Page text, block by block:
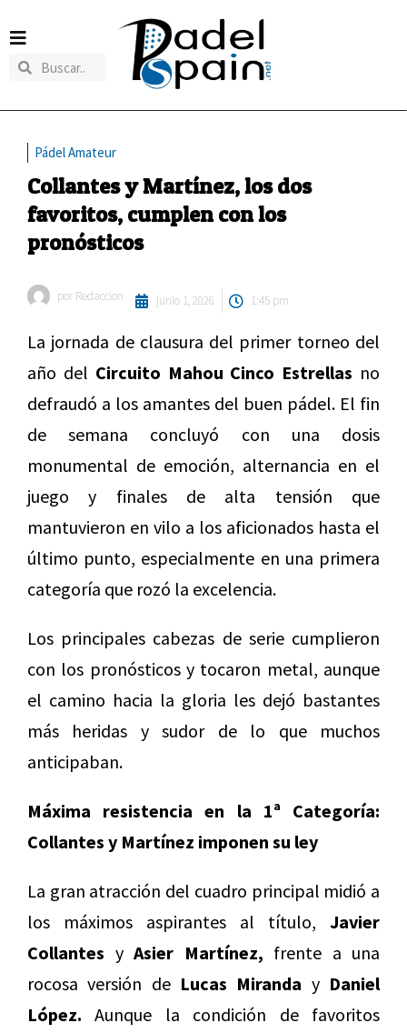
Pádel Amateur
Collantes y Martínez, los dos
favoritos, cumplen con los
pronósticos
por Redaccion junio 1, 2026 1:45 pm
La jornada de clausura del primer torneo del
año del Circuito Mahou Cinco Estrellas no
defraudó a los amantes del buen pádel. El fin
de semana concluyó con una dosis
monumental de emoción, alternancia en el
juego y finales de alta tensión que
mantuvieron en vilo a los aficionados hasta el
último punto, especialmente en una primera
categoría que rozó la excelencia.
Los principales cabezas de serie cumplieron
con los pronósticos y tocaron metal, aunque
el camino hacia la gloria les dejó bastantes
más heridas y sudor de lo que muchos
anticipaban.
Máxima resistencia en la 1ª Categoría:
Collantes y Martínez imponen su ley
La gran atracción del cuadro principal midió a
los máximos aspirantes al título, Javier
Collantes y Asier Martínez, frente a una
rocosa versión de Lucas Miranda y Daniel
López. Aunque la condición de favoritos